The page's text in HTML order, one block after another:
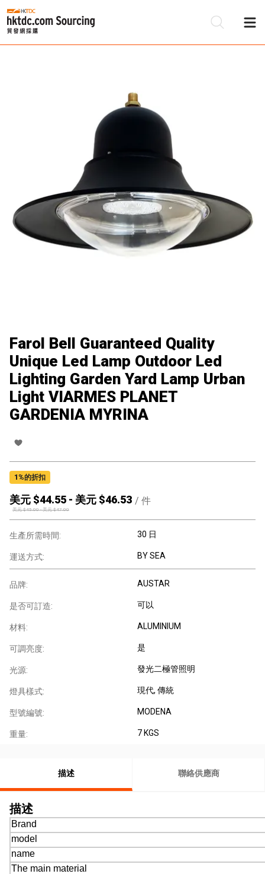
Farol Bell Guaranteed Quality
Unique Led Lamp Outdoor Led
Lighting Garden Yard Lamp Urban
Light VIARMES PLANET
GARDENIA MYRINA
1 %的折扣
美元 $44.55 - 美元 $46.53 / 件
美元 $45.00-美元 $47.00
生產所需時間: 30 日
運送方式: BY SEA
品牌: AUSTAR
是否可訂造: 可以
材料: ALUMINIUM
可調亮度: 是
光源: 發光二極管照明
燈具樣式: 現代, 傳統
型號編號: MODENA
重量: 7 KGS
描述 聯絡供應商
描述
Brand
model
name
The main material